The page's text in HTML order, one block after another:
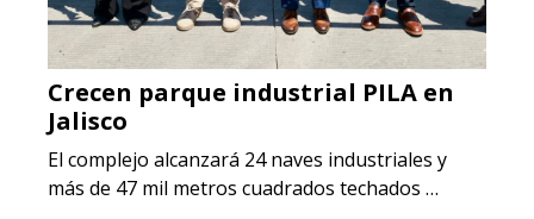
Crecen parque industrial PILA en
Jalisco
El complejo alcanzará 24 naves industriales y
más de 47 mil metros cuadrados techados …